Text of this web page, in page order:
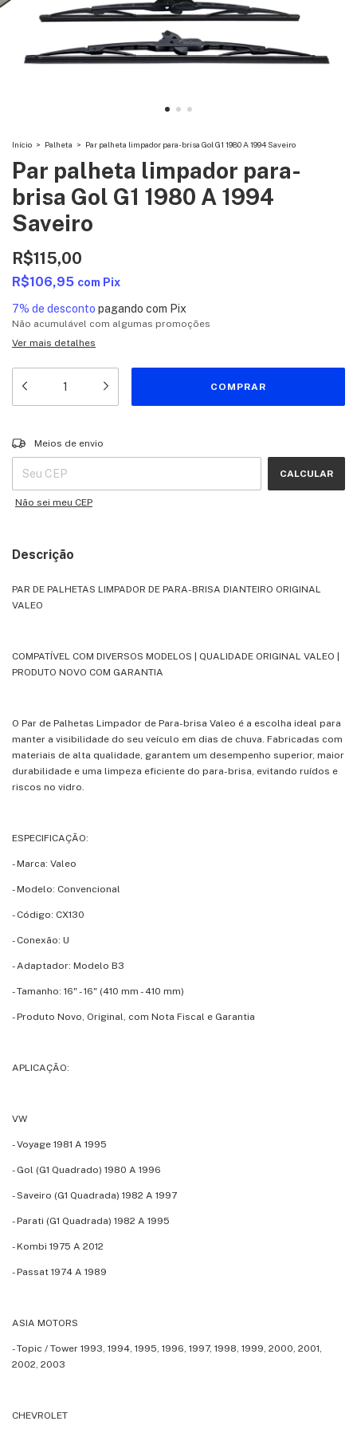
Início > Palheta > Par palheta limpador para-brisa Gol G1 1980 A 1994 Saveiro
Par palheta limpador para-
brisa Gol G1 1980 A 1994
Saveiro
R$115,00
R$106,95 com Pix
7% de desconto pagando com Pix
Não acumulável com algumas promoções
Ver mais detalhes
Entregas para o CEP:
Meios de envio
CALCULAR
Não sei meu CEP
Descrição
PAR DE PALHETAS LIMPADOR DE PARA-BRISA DIANTEIRO ORIGINAL
VALEO
COMPATÍVEL COM DIVERSOS MODELOS | QUALIDADE ORIGINAL VALEO |
PRODUTO NOVO COM GARANTIA
O Par de Palhetas Limpador de Para-brisa Valeo é a escolha ideal para
manter a visibilidade do seu veículo em dias de chuva. Fabricadas com
materiais de alta qualidade, garantem um desempenho superior, maior
durabilidade e uma limpeza eficiente do para-brisa, evitando ruídos e
riscos no vidro.
ESPECIFICAÇÃO:
- Marca: Valeo
- Modelo: Convencional
- Código: CX130
- Conexão: U
- Adaptador: Modelo B3
- Tamanho: 16" - 16" (410 mm - 410 mm)
- Produto Novo, Original, com Nota Fiscal e Garantia
APLICAÇÃO:
VW
- Voyage 1981 A 1995
- Gol (G1 Quadrado) 1980 A 1996
- Saveiro (G1 Quadrada) 1982 A 1997
- Parati (G1 Quadrada) 1982 A 1995
- Kombi 1975 A 2012
- Passat 1974 A 1989
ASIA MOTORS
- Topic / Tower 1993, 1994, 1995, 1996, 1997, 1998, 1999, 2000, 2001,
2002, 2003
CHEVROLET